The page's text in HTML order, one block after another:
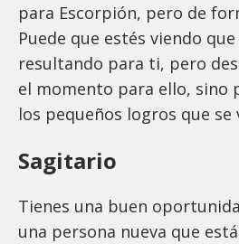
para Escorpión, pero de
Puede que estés viendo
resultando para ti, pero
el momento para ello, sino
los pequeños logros que se
Sagitario
Tienes una buen
una persona nueva que